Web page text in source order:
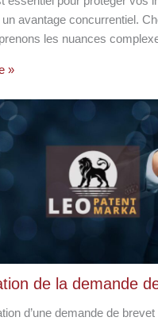
avantage concurrentiel.
les nuances
»
de la demande
d’une demande de